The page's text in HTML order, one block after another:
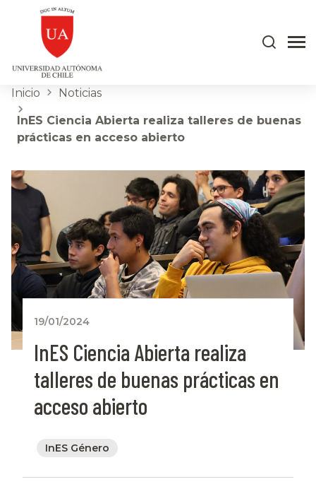
Inicio Noticias
InES Ciencia Abierta realiza talleres de buenas
prácticas en acceso abierto
19/01/2024
InES Ciencia Abierta realiza
talleres de buenas prácticas en
acceso abierto
InES Género